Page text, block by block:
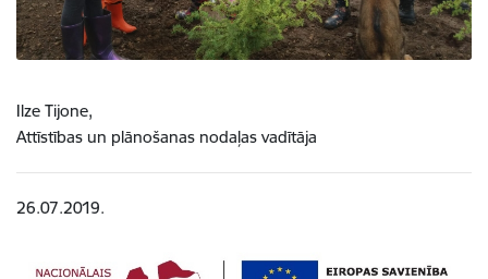
Ilze Tijone,
Attīstības un plānošanas nodaļas vadītāja
26.07.2019.